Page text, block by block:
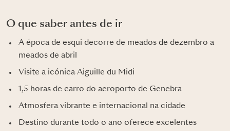
O que saber antes de ir
A época de esqui decorre de meados de dezembro a
meados de abril
Visite a icónica Aiguille du Midi
1,5 horas de carro do aeroporto de Genebra
Atmosfera vibrante e internacional na cidade
Destino durante todo o ano oferece excelentes